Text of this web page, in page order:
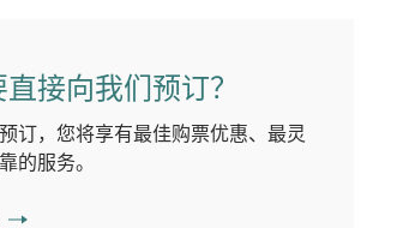
接向我们预订？
订，您将享有最佳购票优惠、最灵
的服务。